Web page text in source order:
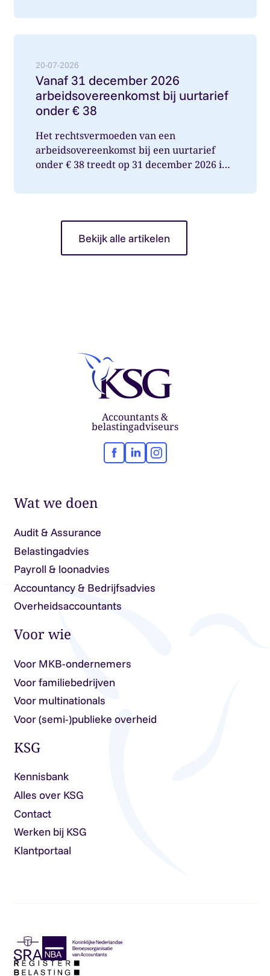
20-07-2026
Vanaf 31 december 2026
arbeidsovereenkomst bij uurtarief
onder € 38
Het rechtsvermoeden van een
arbeidsovereenkomst bij een uurtarief
onder € 38 treedt op 31 december 2026 in
Bekijk alle artikelen
Accountants &
belastingadviseurs
Facebook
LinkedInInstagram
Wat we doen
Audit & Assurance
Belastingadvies
Payroll & loonadvies
Accountancy & Bedrijfsadvies
Overheidsaccountants
Voor wie
Voor MKB-ondernemers
Voor familiebedrijven
Voor multinationals
Voor (semi-)publieke overheid
KSG
Kennisbank
Alles over KSG
Contact
Werken bij KSG
Klantportaal